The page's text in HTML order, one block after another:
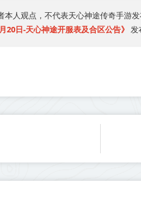
本人观点，不代表天心神途传奇手游发
月20日-天心神途开服表及合区公告》 发